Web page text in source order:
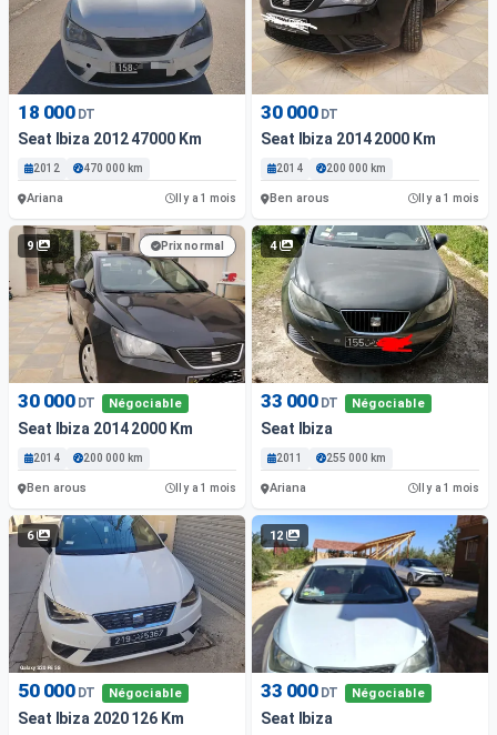
18 000 DT
Seat Ibiza 2012 47000 Km
2012 470 000 km
Ariana Il y a 1 mois
30 000 DT
Seat Ibiza 2014 2000 Km
2014 200 000 km
Ben arous Il y a 1 mois
9 Prix normal
30 000 DT Négociable
Seat Ibiza 2014 2000 Km
2014 200 000 km
Ben arous Il y a 1 mois
4
33 000 DT Négociable
Seat Ibiza
2011 255 000 km
Ariana Il y a 1 mois
6
50 000 DT Négociable
Seat Ibiza 2020 126 Km
12
33 000 DT Négociable
Seat Ibiza